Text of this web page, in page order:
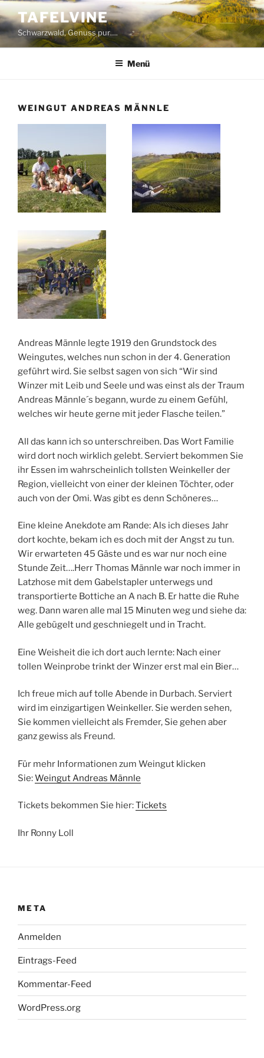
Zum
Inhalt
springen
TAFELVINE
Schwarzwald, Genuss pur….
Menü
WEINGUT ANDREAS MÄNNLE
Andreas Männle legte 1919 den Grundstock des
Weingutes, welches nun schon in der 4. Generation
geführt wird. Sie selbst sagen von sich “Wir sind
Winzer mit Leib und Seele und was einst als der Traum
Andreas Männle´s begann, wurde zu einem Gefühl,
welches wir heute gerne mit jeder Flasche teilen.”
All das kann ich so unterschreiben. Das Wort Familie
wird dort noch wirklich gelebt. Serviert bekommen Sie
ihr Essen im wahrscheinlich tollsten Weinkeller der
Region, vielleicht von einer der kleinen Töchter, oder
auch von der Omi. Was gibt es denn Schöneres…
Eine kleine Anekdote am Rande: Als ich dieses Jahr
dort kochte, bekam ich es doch mit der Angst zu tun.
Wir erwarteten 45 Gäste und es war nur noch eine
Stunde Zeit….Herr Thomas Männle war noch immer in
Latzhose mit dem Gabelstapler unterwegs und
transportierte Bottiche an A nach B. Er hatte die Ruhe
weg. Dann waren alle mal 15 Minuten weg und siehe da:
Alle gebügelt und geschniegelt und in Tracht.
Eine Weisheit die ich dort auch lernte: Nach einer
tollen Weinprobe trinkt der Winzer erst mal ein Bier…
Ich freue mich auf tolle Abende in Durbach. Serviert
wird im einzigartigen Weinkeller. Sie werden sehen,
Sie kommen vielleicht als Fremder, Sie gehen aber
ganz gewiss als Freund.
Für mehr Informationen zum Weingut klicken
Sie:Weingut Andreas Männle
Tickets bekommen Sie hier:Tickets
Ihr Ronny Loll
META
Anmelden
Eintrags-Feed
Kommentar-Feed
WordPress.org